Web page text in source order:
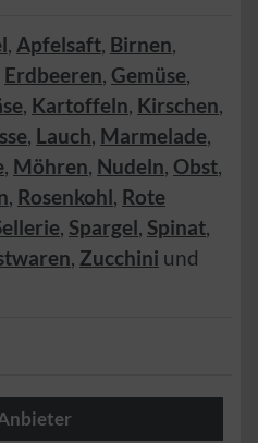
Apfelsaft, Birnen
Erdbeeren Gemüse
Kartoffeln Kirschen
Lauch Marmelade
Möhren Nudeln Obst
Rosenkohl Rote
Spargel Spinat
Zucchini und